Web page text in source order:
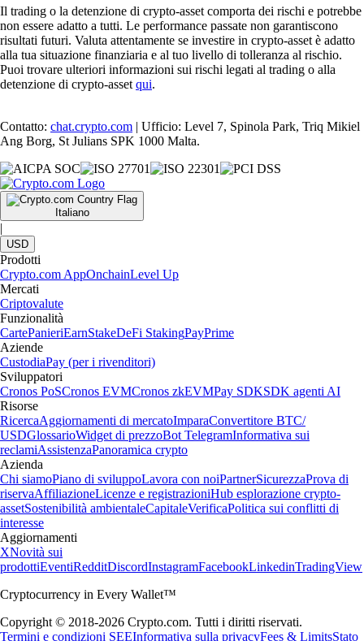
Il trading o la detenzione di crypto-asset comporta dei rischi e potrebbe
non essere adatto a tutti. Le performance passate non garantiscono
risultati futuri. Valuta attentamente se investire in crypto-asset è adatto
alla tua situazione finanziaria e al tuo livello di tolleranza al rischio.
Puoi trovare ulteriori informazioni sui rischi legati al trading o alla
detenzione di crypto-asset qui.
Contatto: chat.crypto.com | Ufficio: Level 7, Spinola Park, Triq Mikiel
Ang Borg, St Julians SPK 1000 Malta.
Italiano
|
USD
Prodotti
Crypto.com AppOnchainLevel Up
Mercati
Criptovalute
Funzionalità
CartePanieriEarnStakeDeFi StakingPayPrime
Aziende
CustodiaPay (per i rivenditori)
Sviluppatori
Cronos PoSCronos EVMCronos zkEVMPay SDKSDK agenti AI
Risorse
RicercaAggiornamenti di mercatoImparaConvertitore BTC/
USDGlossarioWidget di prezzoBot TelegramInformativa sui
reclamiAssistenzaPanoramica crypto
Azienda
Chi siamoPiano di sviluppoLavora con noiPartnerSicurezzaProva di
riservaAffiliazioneLicenze e registrazioniHub esplorazione crypto-
assetSostenibilità ambientaleCapitaleVerificaPolitica sui conflitti di
interesse
Aggiornamenti
XNovità sui
prodottiEventiRedditDiscordInstagramFacebookLinkedinTradingView
Cryptocurrency in Every Wallet™
Copyright © 2018-2026 Crypto.com. Tutti i diritti riservati.
Termini e condizioni SEEInformativa sulla privacyFees & LimitsStato